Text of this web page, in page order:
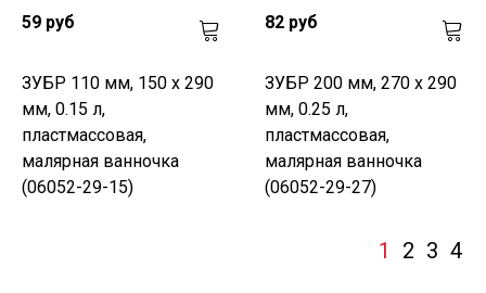
59 руб
ЗУБР 110 мм, 150 х 290
мм, 0.15 л,
пластмассовая,
малярная ванночка
(06052-29-15)
82 руб
ЗУБР 200 мм, 270 х 290
мм, 0.25 л,
пластмассовая,
малярная ванночка
(06052-29-27)
1 2 3 4